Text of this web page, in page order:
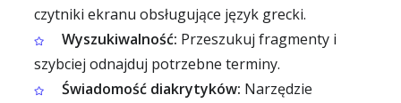
czytniki ekranu obsługujące język grecki.
Wyszukiwalność: Przeszukuj fragmenty i
szybciej odnajduj potrzebne terminy.
Świadomość diakrytyków: Narzędzie